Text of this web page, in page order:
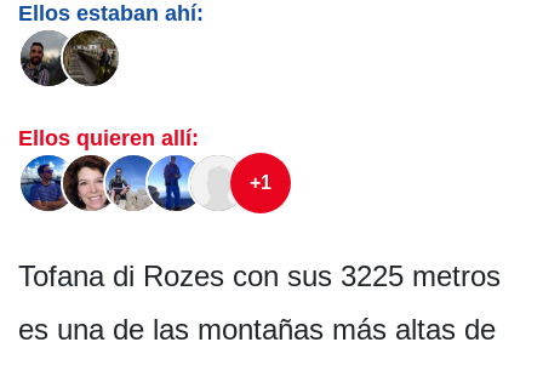
Ellos estaban ahí:
Ellos quieren allí:
+1
Tofana di Rozes con sus 3225 metros
es una de las montañas más altas de